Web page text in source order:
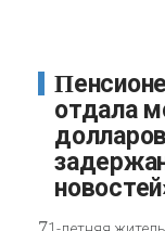
Пенсионерка из Петербурга
отдала